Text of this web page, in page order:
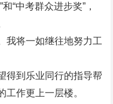
“中考群众进步奖”，
我将一如继往地努力工
得到乐业同行的指导帮
工作更上一层楼。